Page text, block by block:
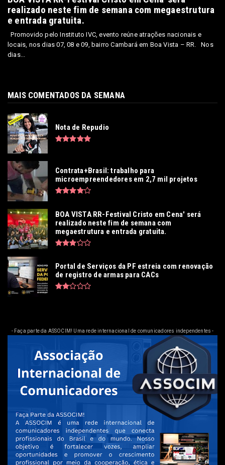
realizado neste fim de semana com megaestrutura
e entrada gratuita.
Promovido pelo Instituto IVC, evento reúne atrações nacionais e
locais, nos dias 07, 08 e 09, bairro Cambará em Boa Vista – RR. Nos
dias...
MAIS COMENTADOS DA SEMANA
Nota de Repudio
Contrata+Brasil: trabalho para
microempreendedores em 2,7 mil projetos
BOA VISTA RR-Festival Cristo em Cena' será
realizado neste fim de semana com
megaestrutura e entrada gratuita.
Portal de Serviços da PF estreia com renovação
de registro de armas para CACs
- Faça parte da ASSOCIM! Uma rede internacional de comunicadores independentes -